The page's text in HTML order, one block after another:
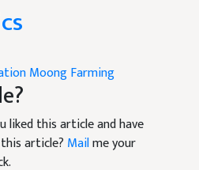
Moong Farming
liked this article and have
article? Mailme your